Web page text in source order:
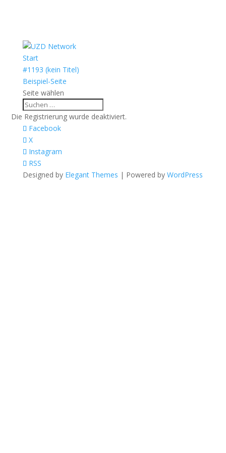
Start
#1193 (kein Titel)
Beispiel-Seite
Seite wählen
Die Registrierung wurde deaktiviert.
Facebook
X
Instagram
RSS
Designed by Elegant Themes | Powered by WordPress